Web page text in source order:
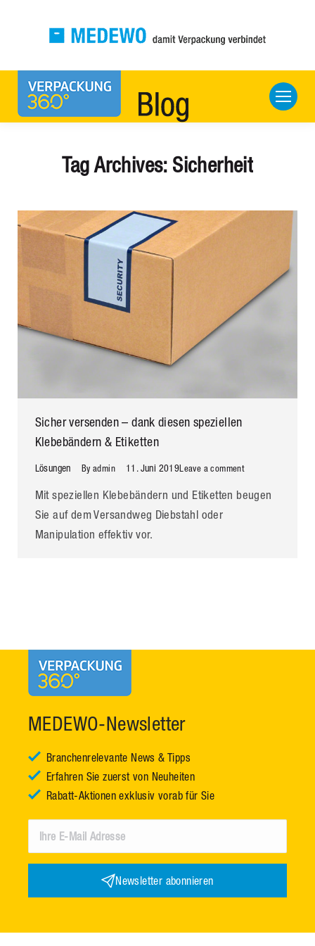
Tag Archives: Sicherheit
Sicher versenden – dank diesen speziellen
Klebebändern & Etiketten
Lösungen By admin 11. Juni 2019 Leave a comment
Mit speziellen Klebebändern und Etiketten beugen
Sie auf dem Versandweg Diebstahl oder
Manipulation effektiv vor.
MEDEWO-Newsletter
Branchenrelevante News & Tipps
Erfahren Sie zuerst von Neuheiten
Rabatt-Aktionen exklusiv vorab für Sie
Newsletter abonnieren